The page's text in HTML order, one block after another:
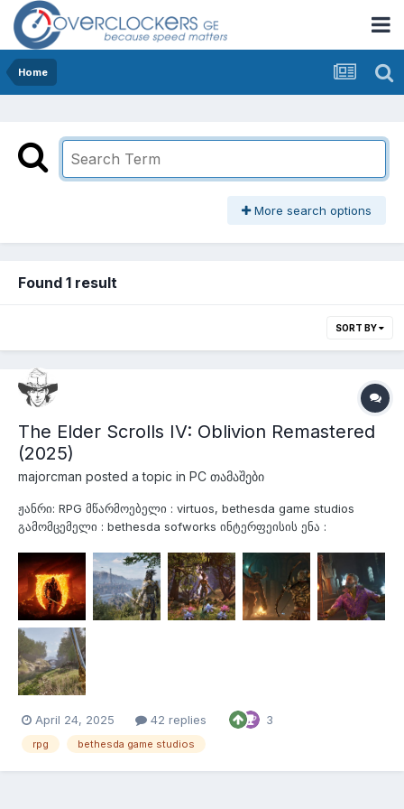
Home
More search options
Found 1 result
SORT BY
The Elder Scrolls IV: Oblivion Remastered
(2025)
majorcman posted a topic in PC თამაშები
ჟანრი: RPG მწარმოებელი : virtuos, bethesda game studios
გამომცემელი : bethesda sofworks ინტერფეისის ენა :
არის მოკლე შინაარსი სისტემური მოთხოვნები მინიმალური;
windows 10 21H1 R5-2600X, i7-6800K 16GB RAM RX...
April 24, 2025 42 replies 3
rpg bethesda game studios